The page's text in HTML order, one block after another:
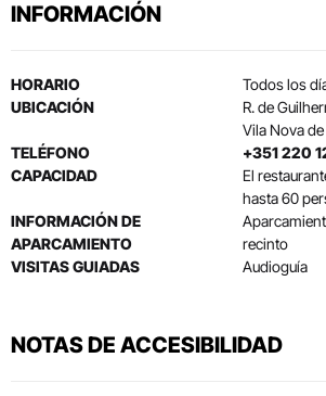
INFORMACIÓN
HORARIO
Todos los
UBICACIÓN
R. de
Vila Nova
TELÉFONO
+351 220
CAPACIDAD
El
hasta 60
INFORMACIÓN DE
APARCAMIENTO
recinto
VISITAS GUIADAS
Audioguía
NOTAS DE ACCESIBILIDAD